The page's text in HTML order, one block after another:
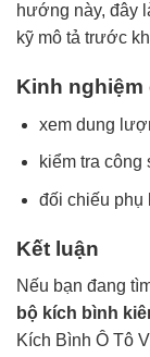
hướng này, đây
kỹ mô tả trước
Kinh nghiệm
xem dung
kiểm tra công
đối chiếu phụ
Kết luận
Nếu bạn đang
bộ kích bình
Kích Bình Ô Tô